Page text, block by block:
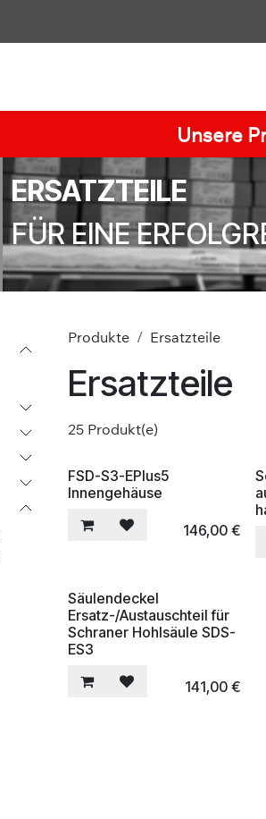
Unsere
ERSATZTEILE
FÜR EINE
Produkte Ersatzteile
Ersatzteile
25 Produkt(e)
FSD-S3-EPlus5
Innengehäuse
146,00 €
Säulendeckel
Ersatz-/Austauschteil für
Schraner Hohlsäule SDS-
ES3
141,00 €